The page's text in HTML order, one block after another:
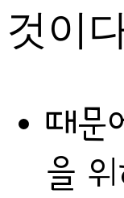
것이
때문
을